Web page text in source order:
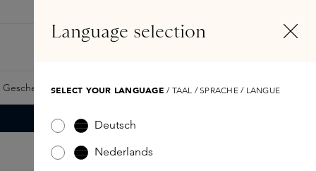
Samples Skins Exclusives Skins Boxen
Language selection
SELECT YOUR LANGUAGE / TAAL / SPRACHE / LANGUE
Deutsch
Nederlands